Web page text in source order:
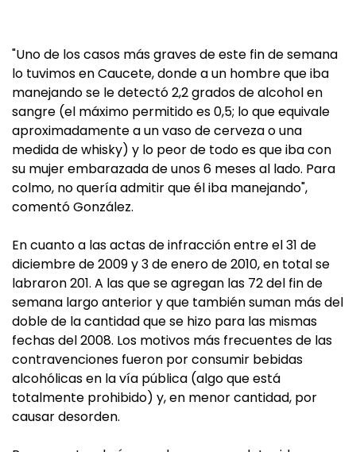
"Uno de los casos más graves de este fin de semana
lo tuvimos en Caucete, donde a un hombre que iba
manejando se le detectó 2,2 grados de alcohol en
sangre (el máximo permitido es 0,5; lo que equivale
aproximadamente a un vaso de cerveza o una
medida de whisky) y lo peor de todo es que iba con
su mujer embarazada de unos 6 meses al lado. Para
colmo, no quería admitir que él iba manejando",
comentó González.
En cuanto a las actas de infracción entre el 31 de
diciembre de 2009 y 3 de enero de 2010, en total se
labraron 201. A las que se agregan las 72 del fin de
semana largo anterior y que también suman más del
doble de la cantidad que se hizo para las mismas
fechas del 2008. Los motivos más frecuentes de las
contravenciones fueron por consumir bebidas
alcohólicas en la vía pública (algo que está
totalmente prohibido) y, en menor cantidad, por
causar desorden.